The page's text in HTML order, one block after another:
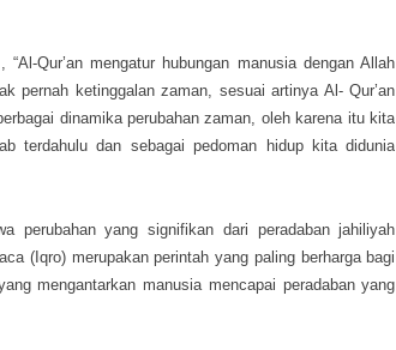
Qur’an mengatur hubungan manusia dengan Allah
pernah ketinggalan zaman, sesuai artinya Al- Qur’an
dinamika perubahan zaman, oleh karena itu kita
terdahulu dan sebagai pedoman hidup kita didunia
perubahan yang signifikan dari peradaban jahiliyah
(Iqro) merupakan perintah yang paling berharga bagi
mengantarkan manusia mencapai peradaban yang